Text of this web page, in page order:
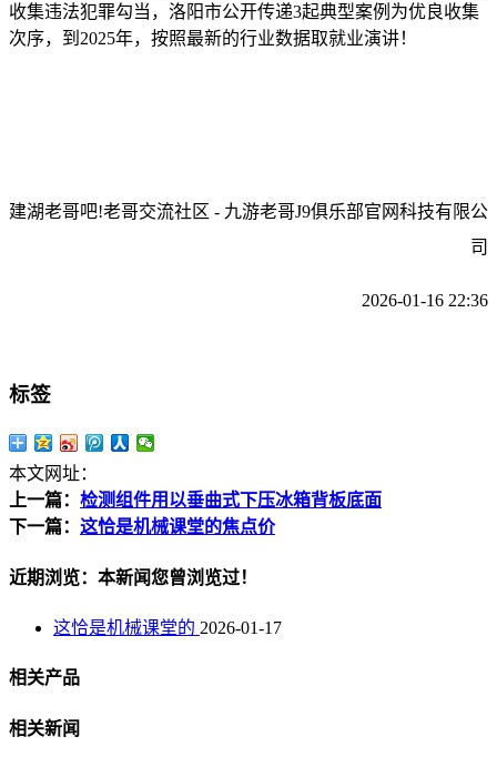
收集违法犯罪勾当，洛阳市公开传递3起典型案例为优良收集
次序，到2025年，按照最新的行业数据取就业演讲！
建湖老哥吧!老哥交流社区 - 九游老哥J9俱乐部官网科技有限公
司
2026-01-16 22:36
标签
本文网址：
上一篇： 检测组件用以垂曲式下压冰箱背板底面
下一篇： 这恰是机械课堂的焦点价
近期浏览：本新闻您曾浏览过！
这恰是机械课堂的 2026-01-17
相关产品
相关新闻